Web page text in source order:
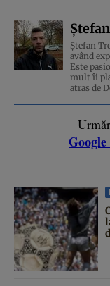
Ștefan
având
Este
mult îi
atras de
Google